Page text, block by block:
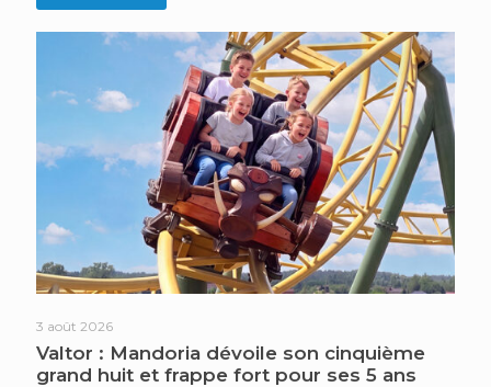
3 août 2026
Valtor : Mandoria dévoile son cinquième
grand huit et frappe fort pour ses 5 ans